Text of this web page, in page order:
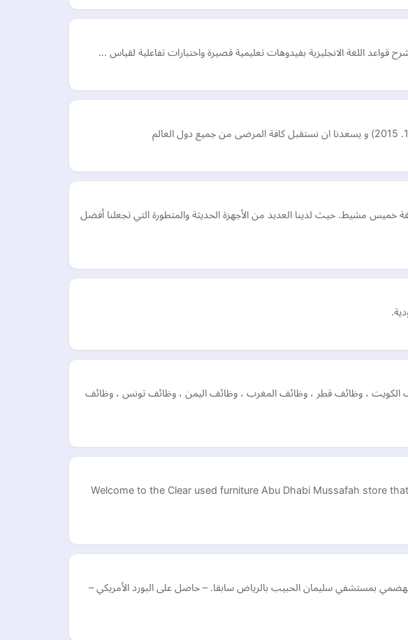
اللغة الانجليزية بفيدوهات تعليمية قصيرة واختبارات تفاعلية لقياس …
خميس مشيط. حيث لدينا العديد من الأجهزة الحديثة والمتطورة التي تجعلنا أفضل
الكويت ، وظائف قطر ، وظائف المغرب ، وظائف اليمن ، وظائف تونس ، وظائف
Welcome to the Clear used furniture Abu Dhabi Mussafah store
بمستشفي سليمان الحبيب بالرياض سابقا. – حاصل على البورد الأمريكي –